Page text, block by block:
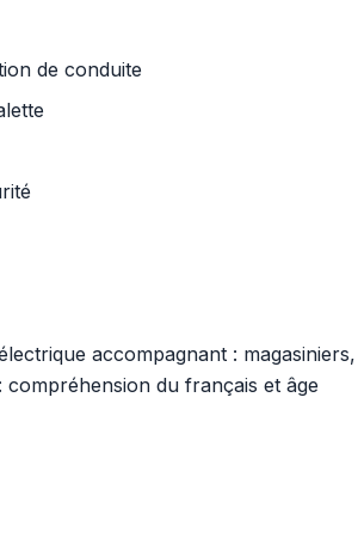
de conduite
accompagnant : magasiniers,
du français et âge